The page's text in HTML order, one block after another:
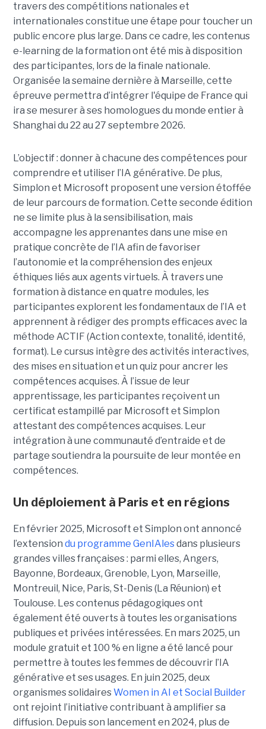
travers des compétitions nationales et
internationales constitue une étape pour toucher un
public encore plus large. Dans ce cadre, les contenus
e-learning de la formation ont été mis à disposition
des participantes, lors de la finale nationale.
Organisée la semaine dernière à Marseille, cette
épreuve permettra d’intégrer l'équipe de France qui
ira se mesurer à ses homologues du monde entier à
Shanghai du 22 au 27 septembre 2026.
L’objectif : donner à chacune des compétences pour
comprendre et utiliser l’IA générative. De plus,
Simplon et Microsoft proposent une version étoffée
de leur parcours de formation. Cette seconde édition
ne se limite plus à la sensibilisation, mais
accompagne les apprenantes dans une mise en
pratique concrète de l’IA afin de favoriser
l’autonomie et la compréhension des enjeux
éthiques liés aux agents virtuels. À travers une
formation à distance en quatre modules, les
participantes explorent les fondamentaux de l’IA et
apprennent à rédiger des prompts efficaces avec la
méthode ACTIF (Action contexte, tonalité, identité,
format). Le cursus intègre des activités interactives,
des mises en situation et un quiz pour ancrer les
compétences acquises. À l’issue de leur
apprentissage, les participantes reçoivent un
certificat estampillé par Microsoft et Simplon
attestant des compétences acquises. Leur
intégration à une communauté d’entraide et de
partage soutiendra la poursuite de leur montée en
compétences.
Un déploiement à Paris et en régions
En février 2025, Microsoft et Simplon ont annoncé
l’extension du programme GenIAlesdans plusieurs
grandes villes françaises : parmi elles, Angers,
Bayonne, Bordeaux, Grenoble, Lyon, Marseille,
Montreuil, Nice, Paris, St-Denis (La Réunion) et
Toulouse. Les contenus pédagogiques ont
également été ouverts à toutes les organisations
publiques et privées intéressées. En mars 2025, un
module gratuit et 100 % en ligne a été lancé pour
permettre à toutes les femmes de découvrir l’IA
générative et ses usages. En juin 2025, deux
organismes solidairesWomen in AI et Social Builder
ont rejoint l’initiative contribuant à amplifier sa
diffusion. Depuis son lancement en 2024, plus de